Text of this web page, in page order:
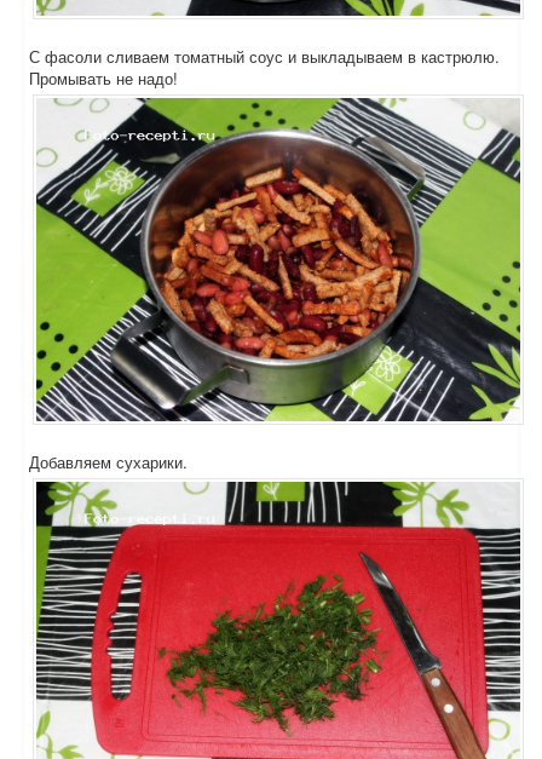
С фасоли сливаем томатный соус и выкладываем в кастрюлю.
Промывать не надо!
Добавляем сухарики.